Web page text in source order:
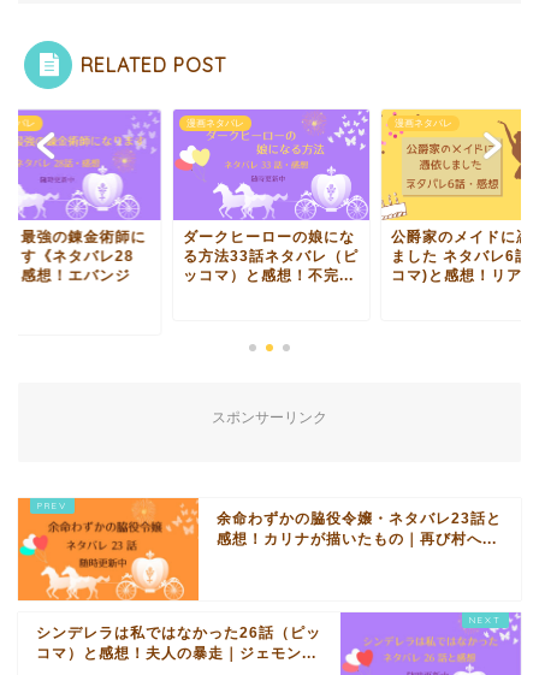
RELATED POST
タバレ
、最強の錬金術師に
ます《ネタバレ28
と感想！エバンジ
漫画ネタバレ
ダークヒーローの娘にな
る方法33話ネタバレ（ピ
ッコマ）と感想！不完...
漫画ネタバレ
公爵家のメイドに憑
ました ネタバレ6話(
コマ)と感想！リア...
スポンサーリンク
余命わずかの脇役令嬢・ネタバレ23話と
感想！カリナが描いたもの｜再び村へ...
シンデレラは私ではなかった26話（ピッ
コマ）と感想！夫人の暴走｜ジェモン...